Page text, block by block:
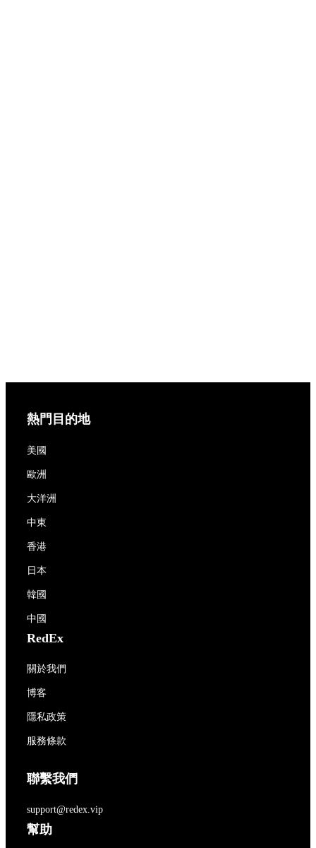
熱門目的地
美國
歐洲
大洋洲
中東
香港
日本
韓國
中國
RedEx
關於我們
博客
隱私政策
服務條款
聯繫我們
support@redex.vip
幫助